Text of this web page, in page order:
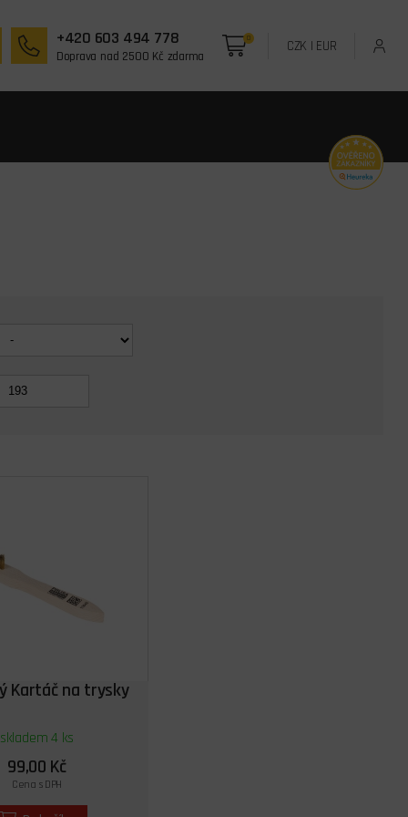
+420 603 494 778
Doprava nad 2500 Kč zdarma
0 CZK | EUR
Kartáč na trysky
skladem 4 ks
99,00 Kč
Cena s DPH